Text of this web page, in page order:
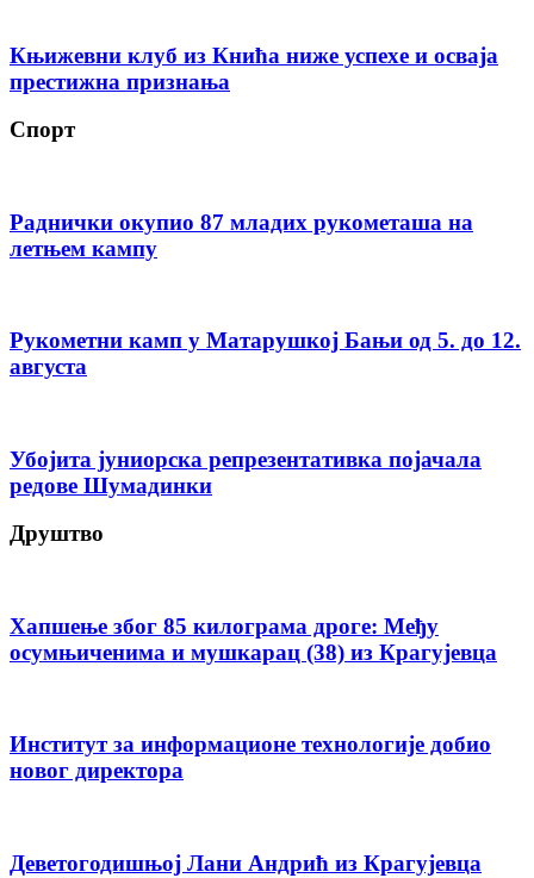
Књижевни клуб из Кнића ниже успехе и осваја
престижна признања
Спорт
Раднички окупио 87 младих рукометаша на
летњем кампу
Рукометни камп у Матарушкој Бањи од 5. до 12.
августа
Убојита јуниорска репрезентативка појачала
редове Шумадинки
Друштво
Хапшење због 85 килограма дроге: Међу
осумњиченима и мушкарац (38) из Крагујевца
Институт за информационе технологије добио
новог директора
Деветогодишњој Лани Андрић из Крагујевца